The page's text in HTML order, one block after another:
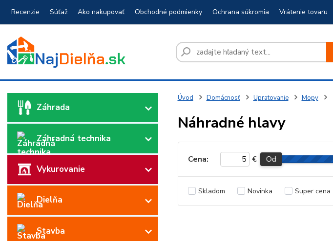
Recenzie Súťaž Ako nakupovať Obchodné podmienky Ochrana súkromia Vrátenie tovaru
Záhrada
Záhradná technika
Vykurovanie
Dielňa
Stavba
Úvod Domácnosť Upratovanie Mopy
Náhradné hlavy
Cena: € Od
Skladom Novinka Super cena